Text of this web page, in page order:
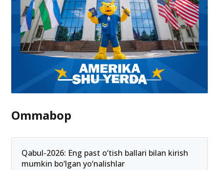
Ommabop
Qabul-2026: Eng past o‘tish ballari bilan kirish
mumkin bo‘lgan yo‘nalishlar